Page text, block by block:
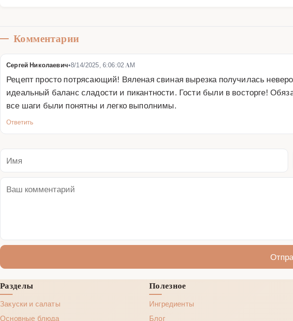
Комментарии
Сергей Николаевич•8/14/2025, 6:06:02 AM
Рецепт просто потрясающий! Вяленая свиная вырезка получилась
идеальный баланс сладости и пикантности. Гости были в восторге!
все шаги были понятны и легко выполнимы.
Ответить
Разделы
Закуски и салаты
Основные блюда
Полезное
Ингредиенты
Блог